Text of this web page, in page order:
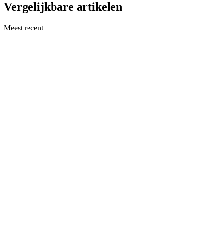
Vergelijkbare artikelen
Meest recent